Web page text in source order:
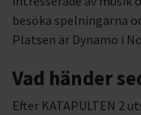
besöka spelningarna
Platsen är Dynamo i
Vad händer
Efter KATAPULTEN 2